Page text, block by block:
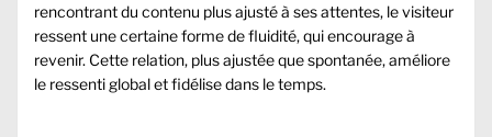
rencontrant du contenu plus ajusté à ses attentes, le visiteur
ressent une certaine forme de fluidité, qui encourage à
revenir. Cette relation, plus ajustée que spontanée, améliore
le ressenti global et fidélise dans le temps.